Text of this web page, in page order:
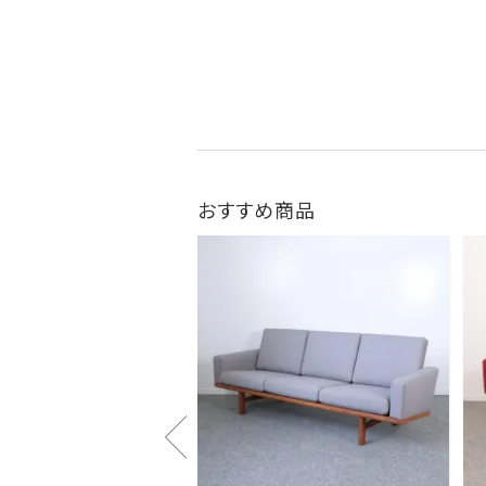
おすすめ商品